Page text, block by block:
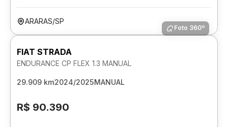
ARARAS/SP
Foto 360º
FIAT STRADA
ENDURANCE CP FLEX 1.3 MANUAL
29.909 km2024/2025MANUAL
R$ 90.390